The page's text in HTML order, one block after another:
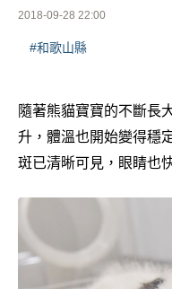
2018-09-28 22:00
#和歌山縣
隨著熊貓寶寶的不斷長
升，體溫也開始變得穩
斑已清晰可見，眼睛也